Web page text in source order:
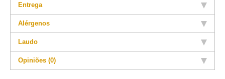
Entrega
Alérgenos
Laudo
Opiniões (0)